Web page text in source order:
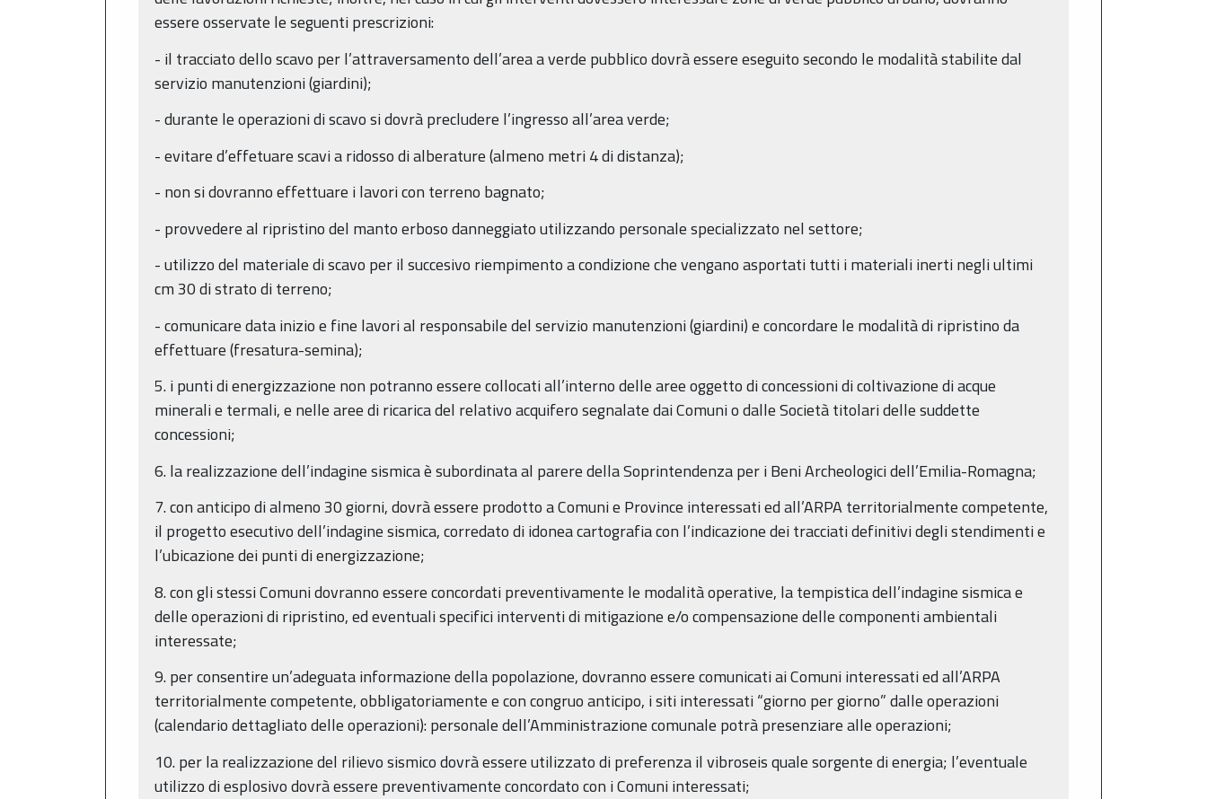
essere osservate le seguenti prescrizioni:
- il tracciato dello scavo per l’attraversamento dell’area a verde pubblico dovrà essere eseguito secondo le modalità stabilite dal
servizio manutenzioni (giardini);
- durante le operazioni di scavo si dovrà precludere l’ingresso all’area verde;
- evitare d’effetuare scavi a ridosso di alberature (almeno metri 4 di distanza);
- non si dovranno effettuare i lavori con terreno bagnato;
- provvedere al ripristino del manto erboso danneggiato utilizzando personale specializzato nel settore;
- utilizzo del materiale di scavo per il succesivo riempimento a condizione che vengano asportati tutti i materiali inerti negli ultimi
cm 30 di strato di terreno;
- comunicare data inizio e fine lavori al responsabile del servizio manutenzioni (giardini) e concordare le modalità di ripristino da
effettuare (fresatura-semina);
5. i punti di energizzazione non potranno essere collocati all’interno delle aree oggetto di concessioni di coltivazione di acque
minerali e termali, e nelle aree di ricarica del relativo acquifero segnalate dai Comuni o dalle Società titolari delle suddette
concessioni;
6. la realizzazione dell’indagine sismica è subordinata al parere della Soprintendenza per i Beni Archeologici dell’Emilia-Romagna;
7. con anticipo di almeno 30 giorni, dovrà essere prodotto a Comuni e Province interessati ed all’ARPA territorialmente competente,
il progetto esecutivo dell’indagine sismica, corredato di idonea cartografia con l’indicazione dei tracciati definitivi degli stendimenti e
l’ubicazione dei punti di energizzazione;
8. con gli stessi Comuni dovranno essere concordati preventivamente le modalità operative, la tempistica dell’indagine sismica e
delle operazioni di ripristino, ed eventuali specifici interventi di mitigazione e/o compensazione delle componenti ambientali
interessate;
9. per consentire un’adeguata informazione della popolazione, dovranno essere comunicati ai Comuni interessati ed all’ARPA
territorialmente competente, obbligatoriamente e con congruo anticipo, i siti interessati “giorno per giorno” dalle operazioni
(calendario dettagliato delle operazioni): personale dell’Amministrazione comunale potrà presenziare alle operazioni;
10. per la realizzazione del rilievo sismico dovrà essere utilizzato di preferenza il vibroseis quale sorgente di energia; l’eventuale
utilizzo di esplosivo dovrà essere preventivamente concordato con i Comuni interessati;